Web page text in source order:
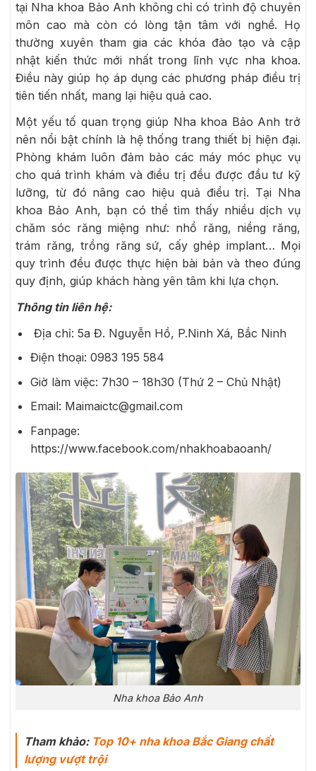
tại Nha khoa Bảo Anh không chỉ có trình độ chuyên
môn cao mà còn có lòng tận tâm với nghề. Họ
thường xuyên tham gia các khóa đào tạo và cập
nhật kiến thức mới nhất trong lĩnh vực nha khoa.
Điều này giúp họ áp dụng các phương pháp điều trị
tiên tiến nhất, mang lại hiệu quả cao.
Một yếu tố quan trọng giúp Nha khoa Bảo Anh trở
nên nổi bật chính là hệ thống trang thiết bị hiện đại.
Phòng khám luôn đảm bảo các máy móc phục vụ
cho quá trình khám và điều trị đều được đầu tư kỹ
lưỡng, từ đó nâng cao hiệu quả điều trị. Tại Nha
khoa Bảo Anh, bạn có thể tìm thấy nhiều dịch vụ
chăm sóc răng miệng như: nhổ răng, niềng răng,
trám răng, trồng răng sứ, cấy ghép implant… Mọi
quy trình đều được thực hiện bài bản và theo đúng
quy định, giúp khách hàng yên tâm khi lựa chọn.
Thông tin liên hệ:
Địa chỉ: 5a Đ. Nguyễn Hồ, P.Ninh Xá, Bắc Ninh
Điện thoại: 0983 195 584
Giờ làm việc: 7h30 – 18h30 (Thứ 2 – Chủ Nhật)
Email: Maimaictc@gmail.com
Fanpage:
https://www.facebook.com/nhakhoabaoanh/
Nha khoa Bảo Anh
Tham khảo: Top 10+ nha khoa Bắc Giang chất
lượng vượt trội